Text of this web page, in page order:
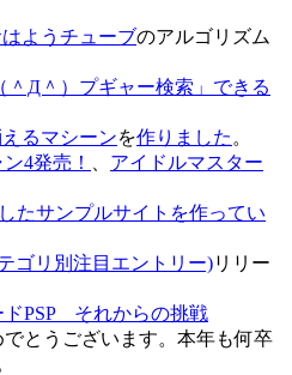
はようチューブのアルゴリズム
＾Д＾）プギャー検索」できる
るマシーンを作りました 。
4発売！
アイドルマスター
たサンプルサイトを作ってい
ゴリ別注目エントリー)リリー
ドPSP それからの挑戦
とうございます。本年も何卒